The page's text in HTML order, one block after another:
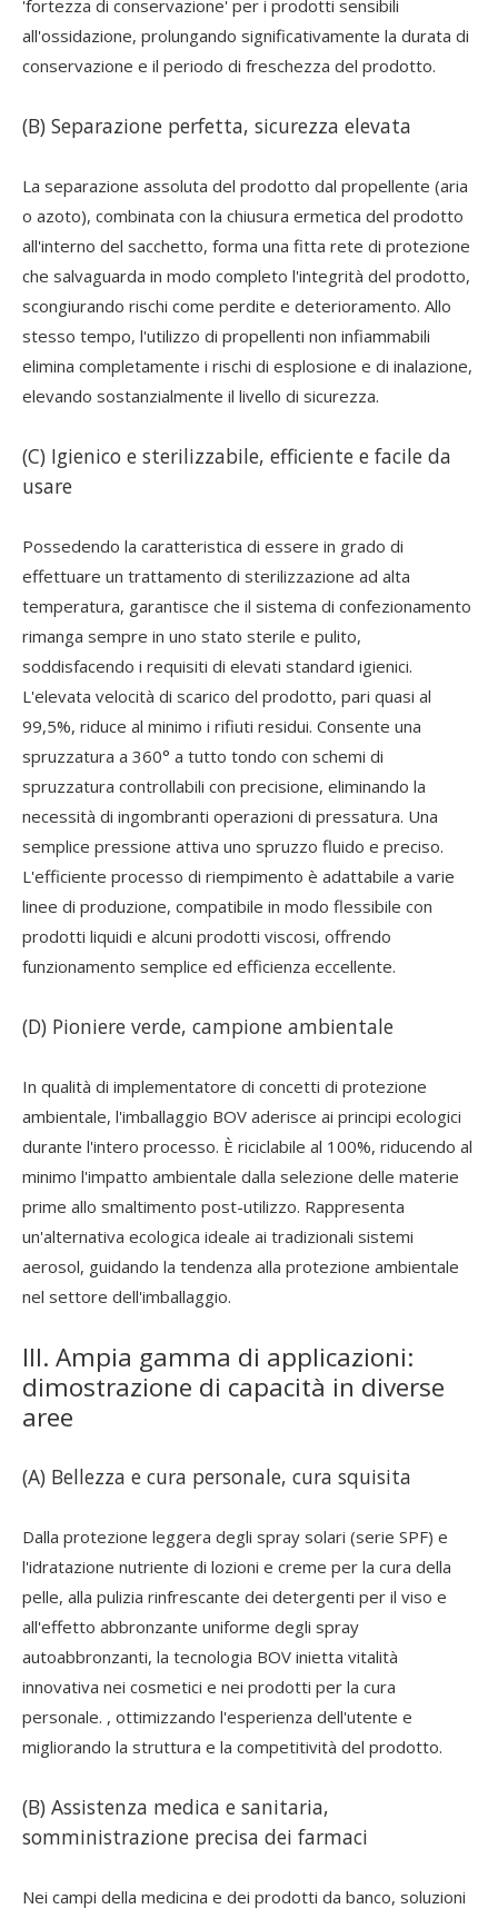
'fortezza di conservazione' per i prodotti sensibili
all'ossidazione, prolungando significativamente la durata di
conservazione e il periodo di freschezza del prodotto.
(B) Separazione perfetta, sicurezza elevata
La separazione assoluta del prodotto dal propellente (aria
o azoto), combinata con la chiusura ermetica del prodotto
all'interno del sacchetto, forma una fitta rete di protezione
che salvaguarda in modo completo l'integrità del prodotto,
scongiurando rischi come perdite e deterioramento. Allo
stesso tempo, l'utilizzo di propellenti non infiammabili
elimina completamente i rischi di esplosione e di inalazione,
elevando sostanzialmente il livello di sicurezza.
(C) Igienico e sterilizzabile, efficiente e facile da
usare
Possedendo la caratteristica di essere in grado di
effettuare un trattamento di sterilizzazione ad alta
temperatura, garantisce che il sistema di confezionamento
rimanga sempre in uno stato sterile e pulito,
soddisfacendo i requisiti di elevati standard igienici.
L'elevata velocità di scarico del prodotto, pari quasi al
99,5%, riduce al minimo i rifiuti residui. Consente una
spruzzatura a 360° a tutto tondo con schemi di
spruzzatura controllabili con precisione, eliminando la
necessità di ingombranti operazioni di pressatura. Una
semplice pressione attiva uno spruzzo fluido e preciso.
L'efficiente processo di riempimento è adattabile a varie
linee di produzione, compatibile in modo flessibile con
prodotti liquidi e alcuni prodotti viscosi, offrendo
funzionamento semplice ed efficienza eccellente.
(D) Pioniere verde, campione ambientale
In qualità di implementatore di concetti di protezione
ambientale, l'imballaggio BOV aderisce ai principi ecologici
durante l'intero processo. È riciclabile al 100%, riducendo al
minimo l'impatto ambientale dalla selezione delle materie
prime allo smaltimento post-utilizzo. Rappresenta
un'alternativa ecologica ideale ai tradizionali sistemi
aerosol, guidando la tendenza alla protezione ambientale
nel settore dell'imballaggio.
III. Ampia gamma di applicazioni:
dimostrazione di capacità in diverse
aree
(A) Bellezza e cura personale, cura squisita
Dalla protezione leggera degli spray solari (serie SPF) e
l'idratazione nutriente di lozioni e creme per la cura della
pelle, alla pulizia rinfrescante dei detergenti per il viso e
all'effetto abbronzante uniforme degli spray
autoabbronzanti, la tecnologia BOV inietta vitalità
innovativa nei cosmetici e nei prodotti per la cura
personale. , ottimizzando l'esperienza dell'utente e
migliorando la struttura e la competitività del prodotto.
(B) Assistenza medica e sanitaria,
somministrazione precisa dei farmaci
Nei campi della medicina e dei prodotti da banco, soluzioni